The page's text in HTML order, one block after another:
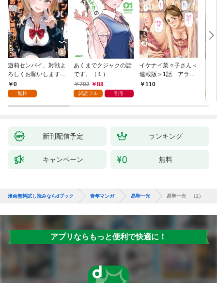
遊莉センパイ、対戦よ
ろしくお願いします。
1 0
無料
あくまでクジャクの話
です。（１）
792
88
試読フル 割引
イケナイ菜々子さん＜
連載版＞1話 アラフ
ォー女神と初体験
110
異
新刊配信予定 ランキング
キャンペーン 無料
漫画無料試し読みならdブック 青年マンガ 易聖一光 易聖一光 （1）
アプリならもっと便利で快適に！